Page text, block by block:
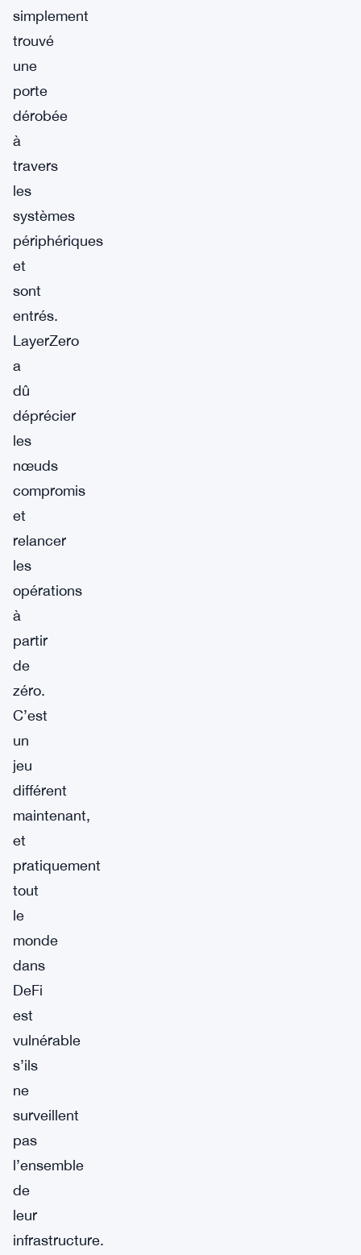
simplement
trouvé
une
porte
dérobée
à
travers
les
systèmes
périphériques
et
sont
entrés.
LayerZero
a
dû
déprécier
les
nœuds
compromis
et
relancer
les
opérations
à
partir
de
zéro.
C’est
un
jeu
différent
maintenant,
et
pratiquement
tout
le
monde
dans
DeFi
est
vulnérable
s’ils
ne
surveillent
pas
l’ensemble
de
leur
infrastructure.